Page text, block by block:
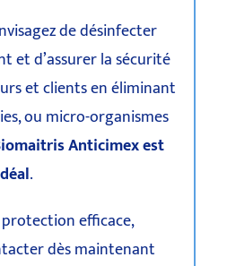
de désinfecter
et d’assurer la sécurité
et clients en éliminant
ou micro-organismes
Anticimex est
.
efficace,
dès maintenant